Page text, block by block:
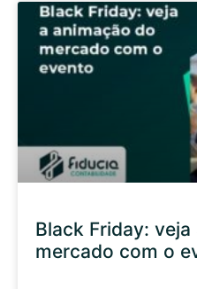
Black Friday:
mercado com o